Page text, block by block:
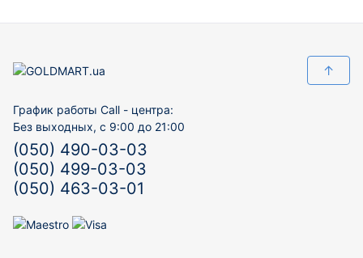
↑
График работы Call - центра:
Без выходных, с 9:00 до 21:00
(050) 490-03-03
(050) 499-03-03
(050) 463-03-01